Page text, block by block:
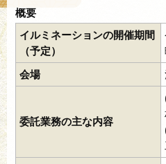
概要
イルミネーションの開催期間
（予定）
会場
委託業務の主な内容